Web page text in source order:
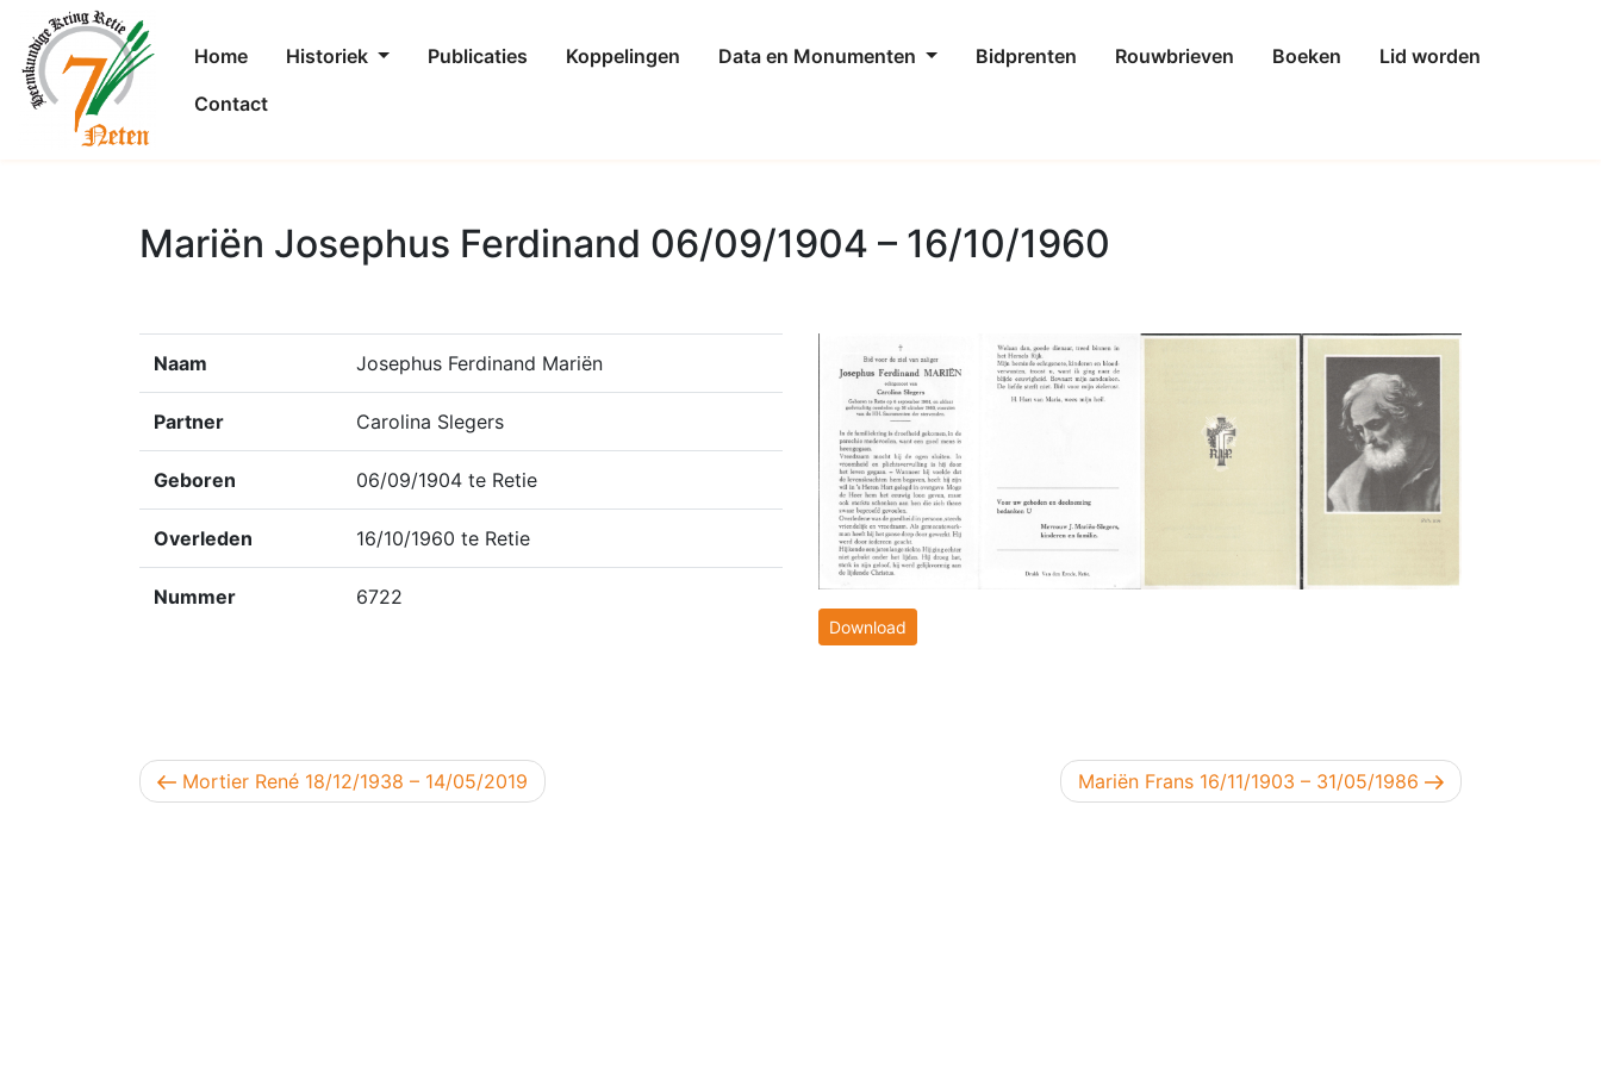
Home Historiek Publicaties Koppelingen Data en Monumenten Bidprenten Rouwbrieven Boeken
Lid worden
Contact
Mariën Josephus Ferdinand 06/09/1904 – 16/10/1960
Naam Josephus Ferdinand Mariën
Partner Carolina Slegers
Geboren 06/09/1904 te Retie
Overleden 16/10/1960 te Retie
Nummer 6722
Download
Berichtnavigatie
Vorig bericht
Mortier René 18/12/1938 – 14/05/2019 Volgend bericht
Mariën Frans 16/11/1903 – 31/05/1986